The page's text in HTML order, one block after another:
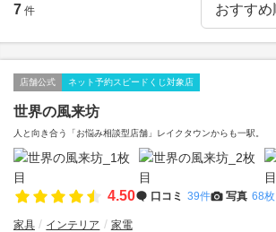
7 件
店舗公式 ネット予約スピードくじ対象店
世界の風来坊
人と向き合う「お悩み相談型店舗」レイクタウンからも一駅。
4.50 口コミ 39件 写真 68枚
家具 インテリア 家電